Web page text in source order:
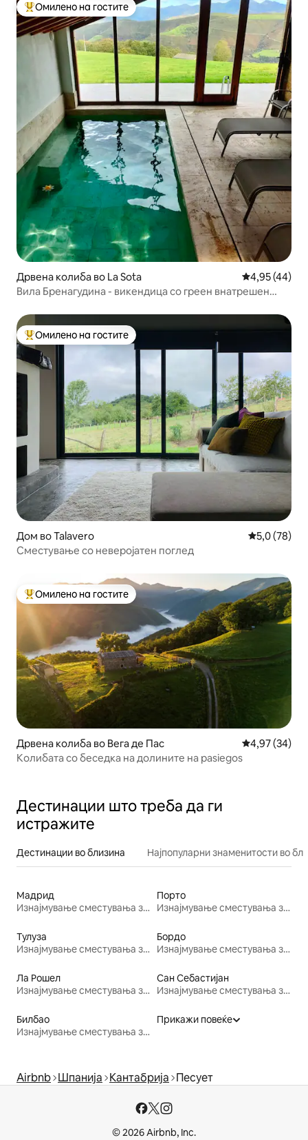
Меѓу најуспешните „Омилени на гостите“
Омилено на гостите
Дрвена колиба во La Sota Просечна
4,95 (44)
Вила Бренагудина - викендица со греен внатрешен
Меѓу најуспешните „Омилени на гостите“
Омилено на гостите
Дом во Talavero Просечна
5,0 (78)
Сместување со неверојатен поглед
Меѓу најуспешните „Омилени на гостите“
Омилено на гостите
Дрвена колиба во Вега де Пас Просечна
4,97 (34)
Колибата со беседка на долините на pasiegos
Дестинации што треба да ги
истражите
Дестинации во близина Најпопуларни знаменитости во
Мадрид
Изнајмување сместувања за одмор
Порто
Изнајмување сместувања за одмор
Тулуза
Изнајмување сместувања за одмор
Бордо
Изнајмување сместувања за одмор
Ла Рошел
Изнајмување сместувања за одмор
Сан Себастијан
Изнајмување сместувања за одмор
Билбао
Изнајмување сместувања за одмор
Прикажи повеќе
Airbnb Шпанија Кантабрија Песует
© 2026 Airbnb, Inc.